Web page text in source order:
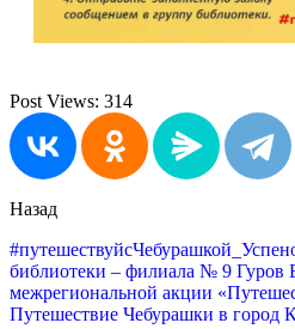
Post Views: 314
Назад
библиотеки – филиала № 9 Гуров
межрегиональной акции
Путешествие Чебурашки в город